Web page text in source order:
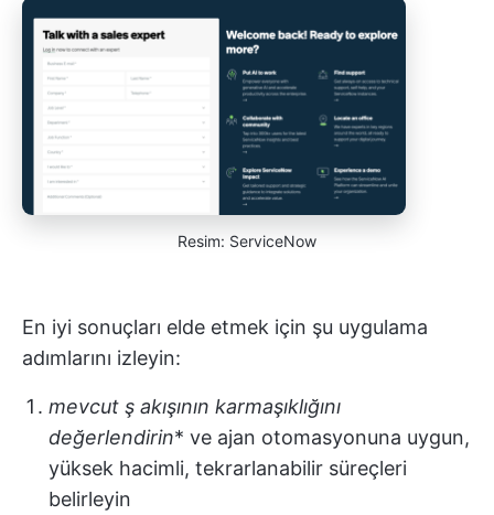
Resim: ServiceNow
En iyi sonuçları elde etmek için şu uygulama
adımlarını izleyin:
mevcut ş akışının karmaşıklığını
değerlendirin* ve ajan otomasyonuna uygun,
yüksek hacimli, tekrarlanabilir süreçleri
belirleyin